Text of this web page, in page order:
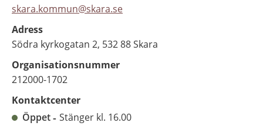
skara.kommun@skara.se
Adress
Södra kyrkogatan 2, 532 88 Skara
Organisationsnummer
212000-1702
Kontaktcenter
Öppet
Stänger kl. 16.00